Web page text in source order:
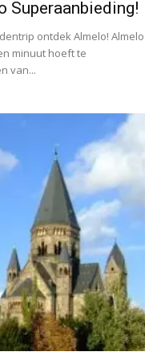
Superaanbieding!
ontdek Almelo! Almelo
minuut hoeft te
van...